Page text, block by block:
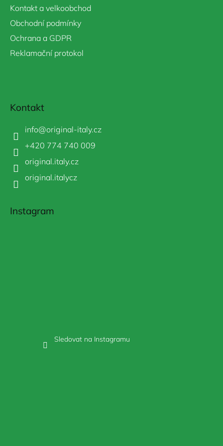
Kontakt a velkoobchod
Obchodní podmínky
Ochrana a GDPR
Reklamační protokol
Kontakt
info@original-italy.cz
+420 774 740 009
original.italy.cz
original.italycz
Instagram
Sledovat na Instagramu